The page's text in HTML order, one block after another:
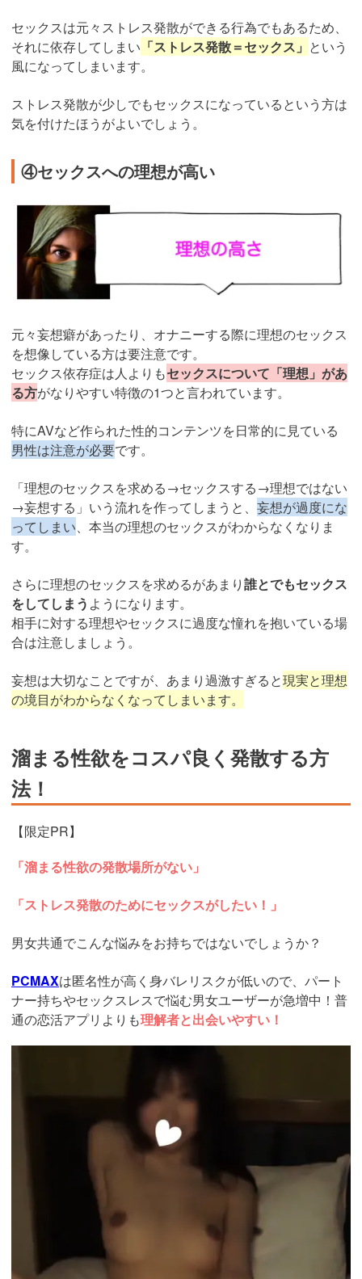
セックスは元々ストレス発散ができる行為でもあるため、
それに依存してしまい 「ストレス発散＝セックス」 という
風になってしまいます。
ストレス発散が少しでもセックスになっているという方は
気を付けたほうがよいでしょう。
④セックスへの理想が高い
元々妄想癖があったり、オナニーする際に理想のセックス
を想像している方は要注意です。
セックス依存症は人よりもセックスについて「理想」があ
る方がなりやすい特徴の1つと言われています。
特にAVなど作られた性的コンテンツを日常的に見ている
男性は注意が必要です。
「理想のセックスを求める→セックスする→理想ではない
→妄想する」いう流れを作ってしまうと、 妄想が過度にな
ってしまい、本当の理想のセックスがわからなくなりま
す。
さらに理想のセックスを求めるがあまり誰とでもセックス
をしてしまう ようになります。
相手に対する理想やセックスに過度な憧れを抱いている場
合は注意しましょう。
妄想は大切なことですが、あまり過激すぎると現実と理想
の境目がわからなくなってしまいます。
溜まる性欲をコスパ良く発散する方
法！
【限定PR】
「溜まる性欲の発散場所がない」
「ストレス発散のためにセックスがしたい！」
男女共通でこんな悩みをお持ちではないでしょうか？
PCMAXは匿名性が高く身バレリスクが低いので、パート
ナー持ちやセックスレスで悩む男女ユーザーが急増中！普
通の恋活アプリよりも理解者と出会いやすい！